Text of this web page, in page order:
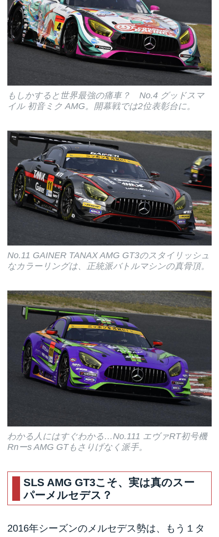
もしかすると世界最強の痛車？ No.4 グッドスマ
イル 初音ミク AMG。開幕戦では2位表彰台に。
No.11 GAINER TANAX AMG GT3のスタイリッシュ
なカラーリングは、正統派バトルマシンの真骨頂。
わかる人にはすぐわかる…No.111 エヴァRT初号機
Rnーs AMG GTもさりげなく派手。
SLS AMG GT3こそ、実は真のスー
パーメルセデス？
2016年シーズンのメルセデス勢は、もう１タ